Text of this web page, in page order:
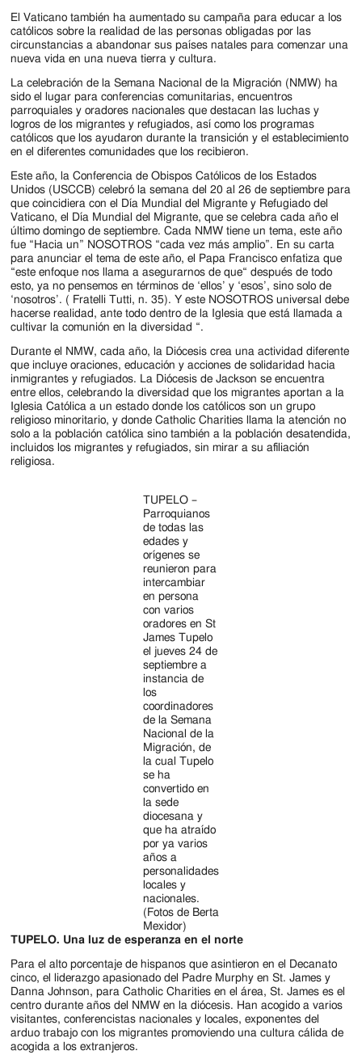
El Vaticano también ha aumentado su campaña para educar a los
católicos sobre la realidad de las personas obligadas por las
circunstancias a abandonar sus países natales para comenzar una
nueva vida en una nueva tierra y cultura.
La celebración de la Semana Nacional de la Migración (NMW) ha
sido el lugar para conferencias comunitarias, encuentros
parroquiales y oradores nacionales que destacan las luchas y
logros de los migrantes y refugiados, así como los programas
católicos que los ayudaron durante la transición y el establecimiento
en el diferentes comunidades que los recibieron.
Este año, la Conferencia de Obispos Católicos de los Estados
Unidos (USCCB) celebró la semana del 20 al 26 de septiembre para
que coincidiera con el Día Mundial del Migrante y Refugiado del
Vaticano, el Día Mundial del Migrante, que se celebra cada año el
último domingo de septiembre. Cada NMW tiene un tema, este año
fue “Hacia un” NOSOTROS “cada vez más amplio”. En su carta
para anunciar el tema de este año, el Papa Francisco enfatiza que
“este enfoque nos llama a asegurarnos de que“ después de todo
esto, ya no pensemos en términos de ‘ellos’ y ‘esos’, sino solo de
‘nosotros’. ( Fratelli Tutti, n. 35). Y este NOSOTROS universal debe
hacerse realidad, ante todo dentro de la Iglesia que está llamada a
cultivar la comunión en la diversidad “.
Durante el NMW, cada año, la Diócesis crea una actividad diferente
que incluye oraciones, educación y acciones de solidaridad hacia
inmigrantes y refugiados. La Diócesis de Jackson se encuentra
entre ellos, celebrando la diversidad que los migrantes aportan a la
Iglesia Católica a un estado donde los católicos son un grupo
religioso minoritario, y donde Catholic Charities llama la atención no
solo a la población católica sino también a la población desatendida,
incluidos los migrantes y refugiados, sin mirar a su afiliación
religiosa.
TUPELO –
Parroquianos
de todas las
edades y
orígenes se
reunieron para
intercambiar
en persona
con varios
oradores en St
James Tupelo
el jueves 24 de
septiembre a
instancia de
los
coordinadores
de la Semana
Nacional de la
Migración, de
la cual Tupelo
se ha
convertido en
la sede
diocesana y
que ha atraído
por ya varios
años a
personalidades
locales y
nacionales.
(Fotos de Berta
Mexidor)
TUPELO. Una luz de esperanza en el norte
Para el alto porcentaje de hispanos que asintieron en el Decanato
cinco, el liderazgo apasionado del Padre Murphy en St. James y
Danna Johnson, para Catholic Charities en el área, St. James es el
centro durante años del NMW en la diócesis. Han acogido a varios
visitantes, conferencistas nacionales y locales, exponentes del
arduo trabajo con los migrantes promoviendo una cultura cálida de
acogida a los extranjeros.